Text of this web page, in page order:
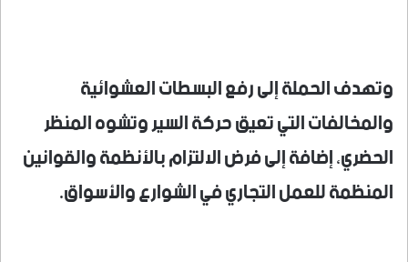
وتهدف الحملة إلى رفع البسطات العشوائية
والمخالفات التي تعيق حركة السير وتشوه المنظر
الحضري، إضافة إلى فرض الالتزام بالأنظمة والقوانين
المنظمة للعمل التجاري في الشوارع والأسواق.